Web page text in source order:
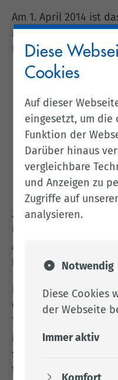
Am 1. April 2014 ist
besteht aus
Erfassung aller
gehaltener Tiere
Ermittlung von
Kennzahlen
Ampelsystem
Zum 01.01.2022
Überwachung des
Landkreise und
Das bedeutet, dass
Cloppenburg dann
Themen der
Maßnahmenpläne
sowie die
tierhaltenden
Diese
Cookies
Auf dieser
eingesetzt, um die
Funktion der
Darüber hinaus
vergleichbare
und Anzeigen zu
Zugriffe auf
analysieren.
Notwendig
Diese Cookies
der Webseite
Immer aktiv
Komfort